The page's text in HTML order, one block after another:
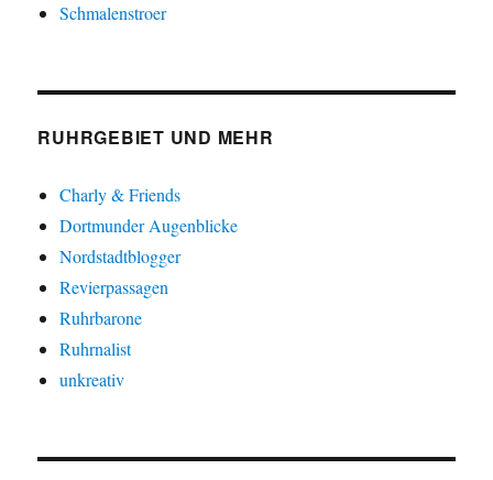
Schmalenstroer
RUHRGEBIET UND MEHR
Charly & Friends
Dortmunder Augenblicke
Nordstadtblogger
Revierpassagen
Ruhrbarone
Ruhrnalist
unkreativ